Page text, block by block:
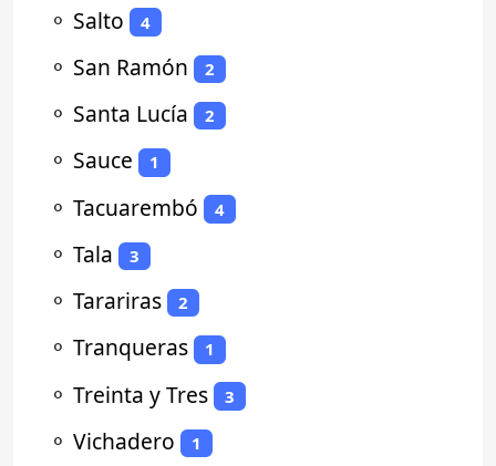
⚬ Salto 4
⚬ San Ramón 2
⚬ Santa Lucía 2
⚬ Sauce 1
⚬ Tacuarembó 4
⚬ Tala 3
⚬ Tarariras 2
⚬ Tranqueras 1
⚬ Treinta y Tres 3
⚬ Vichadero 1